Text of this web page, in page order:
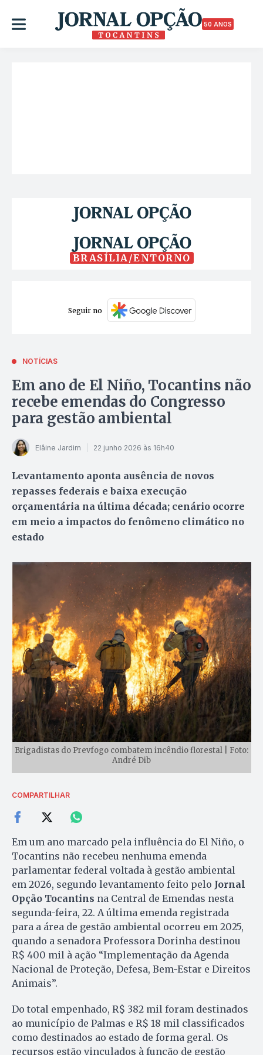
50 ANOS
BRASÍLIA/ENTORNO
Seguir no
NOTÍCIAS
Em ano de El Niño, Tocantins não
recebe emendas do Congresso
para gestão ambiental
Elâine Jardim 22 junho 2026 às 16h40
Levantamento aponta ausência de novos
repasses federais e baixa execução
orçamentária na última década; cenário ocorre
em meio a impactos do fenômeno climático no
estado
Brigadistas do Prevfogo combatem incêndio florestal | Foto:
André Dib
COMPARTILHAR
Em um ano marcado pela influência do El Niño, o
Tocantins não recebeu nenhuma emenda
parlamentar federal voltada à gestão ambiental
em 2026, segundo levantamento feito pelo Jornal
Opção Tocantins na Central de Emendas nesta
segunda-feira, 22. A última emenda registrada
para a área de gestão ambiental ocorreu em 2025,
quando a senadora Professora Dorinha destinou
R$ 400 mil à ação “Implementação da Agenda
Nacional de Proteção, Defesa, Bem-Estar e Direitos
Animais”.
Do total empenhado, R$ 382 mil foram destinados
ao município de Palmas e R$ 18 mil classificados
como destinados ao estado de forma geral. Os
recursos estão vinculados à função de gestão